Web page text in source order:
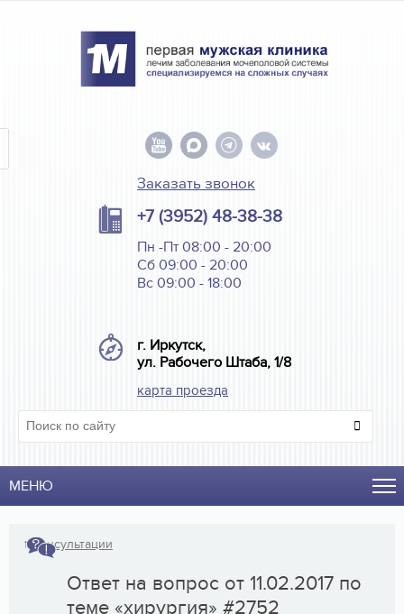
Заказать звонок
+7 (3952) 48-38-38
Пн -Пт 08:00 - 20:00
Сб 09:00 - 20:00
Вс 09:00 - 18:00
г. Иркутск,
ул. Рабочего Штаба, 1/8
карта проезда
МЕНЮ
↑Консультации
Ответ на вопрос от 11.02.2017 по
теме «хирургия» #2752